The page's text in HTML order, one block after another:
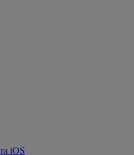
iOS